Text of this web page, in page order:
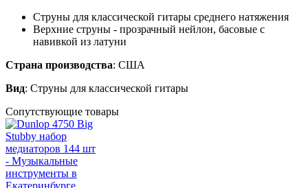
Струны для классической гитары среднего натяжения
Верхние струны - прозрачный нейлон, басовые с
навивкой из латуни
Страна производства: США
Вид: Струны для классической гитары
Сопутствующие товары